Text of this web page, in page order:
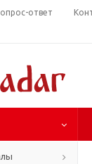
ответ